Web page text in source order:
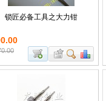
锁匠必备工具之大力钳